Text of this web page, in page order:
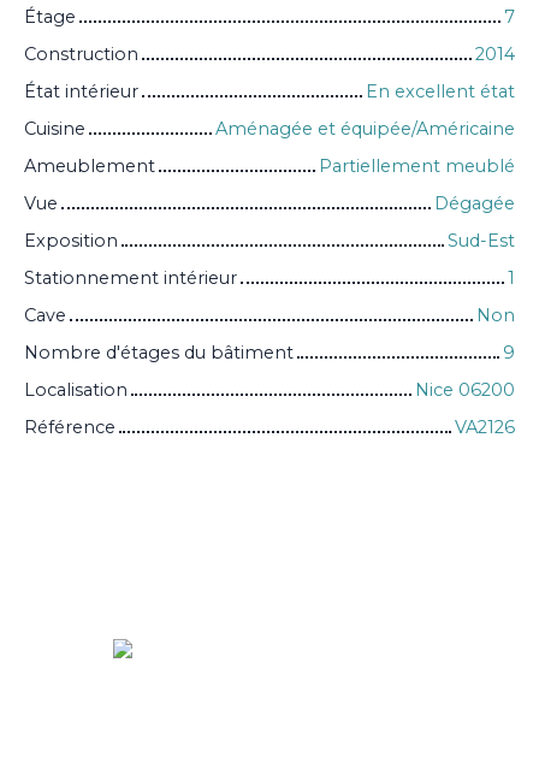
Étage
7
Construction
2014
État intérieur
En excellent état
Cuisine
Aménagée et équipée/Américaine
Ameublement
Partiellement meublé
Vue
Dégagée
Exposition
Sud-Est
Stationnement intérieur
1
Cave
Non
Nombre d'étages du bâtiment
9
Localisation
Nice 06200
Référence
VA2126